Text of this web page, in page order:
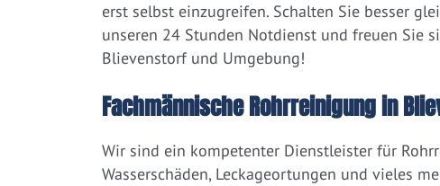
erst selbst einzugreifen. Schalten Sie besser
unseren 24 Stunden Notdienst und freuen Sie
Blievenstorf und Umgebung!
Fachmännische Rohrreinigung in
Wir sind ein kompetenter Dienstleister für
Wasserschäden, Leckageortungen und vieles